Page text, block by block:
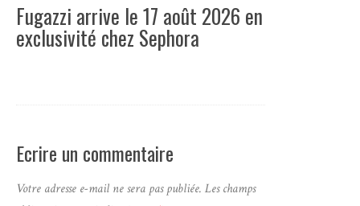
Fugazzi arrive le 17 août 2026 en
exclusivité chez Sephora
Ecrire un commentaire
Votre adresse e-mail ne sera pas publiée. Les champs